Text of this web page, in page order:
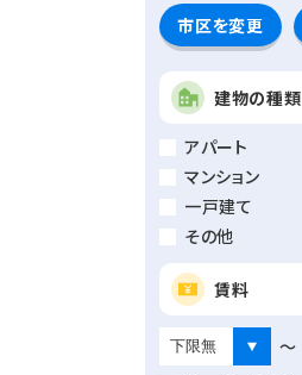
市区を変更
建物の種類
アパート
マンション
一戸建て
その他
賃料
～